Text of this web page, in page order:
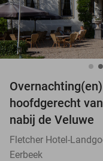
hoofdgerecht
nabij de Veluwe
Fletcher Hotel-
Eerbeek